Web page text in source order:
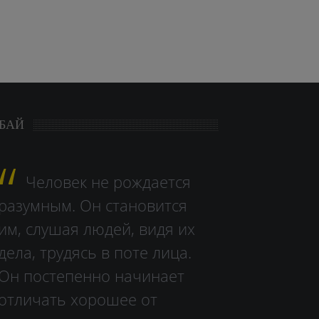
Человек не рождается
разумным. Он становится
им, слушая людей, видя их
тру­дясь в поте лица.
постепенно начинает
хорошее от